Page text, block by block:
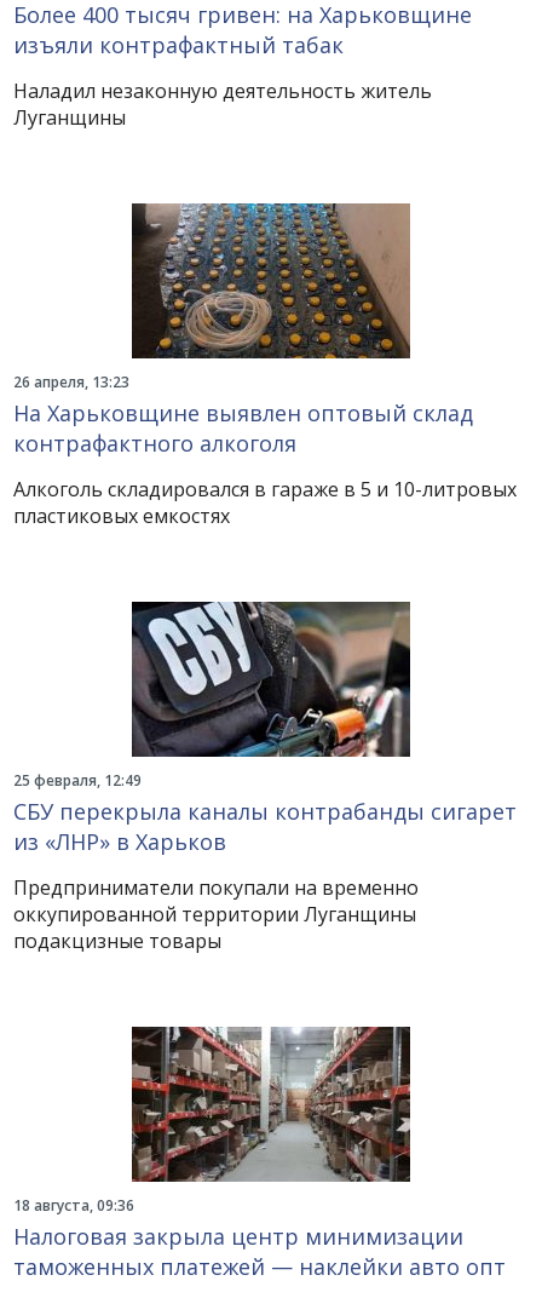
Более 400 тысяч гривен: на Харьковщине
изъяли контрафактный табак
Наладил незаконную деятельность житель
Луганщины
26 апреля, 13:23
На Харьковщине выявлен оптовый склад
контрафактного алкоголя
Алкоголь складировался в гараже в 5 и 10-литровых
пластиковых емкостях
25 февраля, 12:49
СБУ перекрыла каналы контрабанды сигарет
из «ЛНР» в Харьков
Предприниматели покупали на временно
оккупированной территории Луганщины
подакцизные товары
18 августа, 09:36
Налоговая закрыла центр минимизации
таможенных платежей — наклейки авто опт